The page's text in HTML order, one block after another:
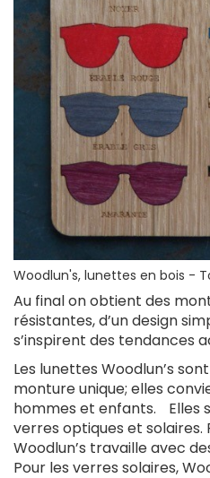
Woodlun's, lunettes en bois -
Au final on obtient des
résistantes, d’un design
s’inspirent des tendances
Les lunettes Woodlun’s
monture unique; elles
hommes et enfants. Elles
verres optiques et solaires.
Woodlun’s travaille avec
Pour les verres solaires,